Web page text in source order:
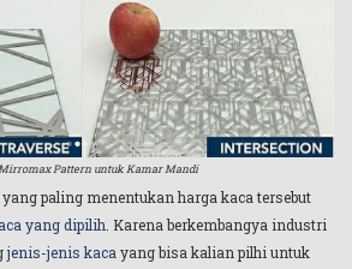
Pattern untuk Kamar Mandi
paling menentukan harga kaca tersebut
yang dipilih . Karena berkembangya industri
jenis-jenis kaca yang bisa kalian pilhi untuk